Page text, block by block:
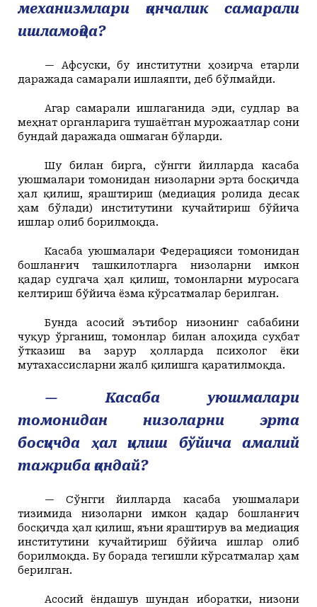
механизмлари қанчалик самарали
ишламоқда?
— Афсуски, бу институтни ҳозирча етарли
даражада самарали ишлаяпти, деб бўлмайди.
Агар самарали ишлаганида эди, судлар ва
меҳнат органларига тушаётган мурожаатлар сони
бундай даражада ошмаган бўларди.
Шу билан бирга, сўнгги йилларда касаба
уюшмалари томонидан низоларни эрта босқичда
ҳал қилиш, яраштириш (медиация ролида десак
ҳам бўлади) институтини кучайтириш бўйича
ишлар олиб борилмоқда.
Касаба уюшмалари Федерацияси томонидан
бошланғич ташкилотларга низоларни имкон
қадар судгача ҳал қилиш, томонларни муросага
келтириш бўйича ёзма кўрсатмалар берилган.
Бунда асосий эътибор низонинг сабабини
чуқур ўрганиш, томонлар билан алоҳида суҳбат
ўтказиш ва зарур ҳолларда психолог ёки
мутахассисларни жалб қилишга қаратилмоқда.
— Касаба уюшмалари
томонидан низоларни эрта
босқичда ҳал қилиш бўйича амалий
тажриба қандай?
— Сўнгги йилларда касаба уюшмалари
тизимида низоларни имкон қадар бошланғич
босқичда ҳал қилиш, яъни яраштирув ва медиация
институтини кучайтириш бўйича ишлар олиб
борилмоқда. Бу борада тегишли кўрсатмалар ҳам
берилган.
Асосий ёндашув шундан иборатки, низони